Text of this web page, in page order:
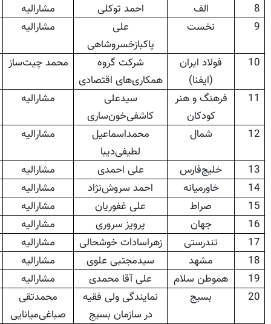
8
الف احمد توکلی
مشارالیه
9
نخست
علی
پاکبازخسروشاهی
مشارالیه
10
فولاد ایران
(ایفنا)
شرکت گروه
همکاری‌های اقتصادی
محمد چیت‌ساز
11
فرهنگ و هنر
کودکان
سیدعلی
کاشفی‌خون‌ساری
مشارالیه
12 شمال
محمداسماعیل
لطیفی‌دیبا
مشارالیه
13 خلیج‌فارس علی احمدی
مشارالیه
14
خاورمیانه احمد سروش‌نژاد
مشارالیه
15
صراط علی غفوریان
مشارالیه
16
جهان پرویز سروری
مشارالیه
17
تندرستی زهراسادات خوشحالی
مشارالیه
18
مشهد سیدمجتبی علوی
مشارالیه
19
هموطن سلام علی آقا محمدی
مشارالیه
20
بسیج
نمایندگی ولی فقیه
در سازمان بسیج
محمدتقی
صباغی‌میانایی